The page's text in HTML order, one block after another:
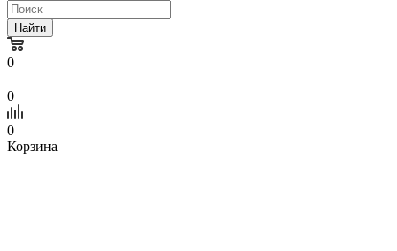
Найти
0
0
0
Корзина